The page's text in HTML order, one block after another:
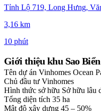
Tỉnh Lộ 719, Long Hưng,
3,16 km
10 phút
Giới thiệu khu Sao Biển
Tên dự án Vinhomes Ocean
Chủ đầu tư Vinhomes
Hình thức sở hữu Sở hữu lâu
Tổng diện tích 35 ha
Mật độ xây dựng 45 – 50%